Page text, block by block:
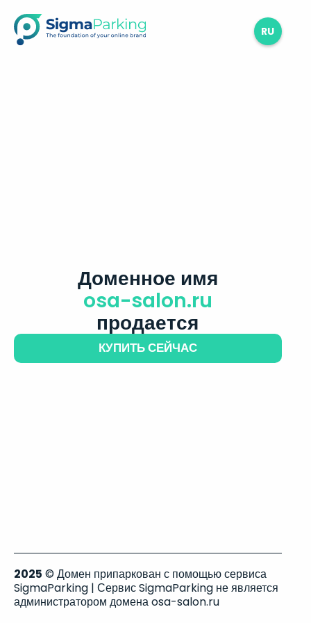
RU
Доменное имя
osa-salon.ru
продается
КУПИТЬ СЕЙЧАС
2025 © Домен припаркован с помощью сервиса
SigmaParking | Сервис SigmaParking не является
администратором домена osa-salon.ru